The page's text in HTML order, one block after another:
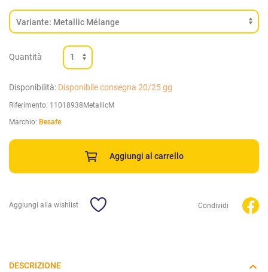
Quantità
Disponibilità: Disponibile consegna 20/25 gg
Riferimento: 11018938MetallicM
Marchio: Besafe
Aggiungi al carrello
Aggiungi alla wishlist Condividi
DESCRIZIONE